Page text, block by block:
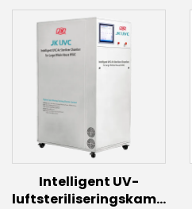
Intelligent UV-
luftsteriliseringskammer